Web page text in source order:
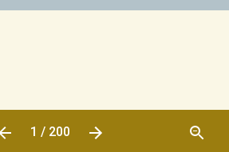
1 / 200